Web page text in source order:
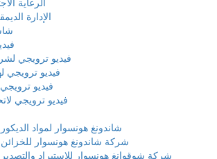
الإدارة
فيديو ترويجي
فيديو ترويجي
فيديو
فيديو ترويجي
شاندونغ هونسوار لمواد
شركة شاندونغ هونسوار
شركة شوقوانغ هونسوار للاستيراد